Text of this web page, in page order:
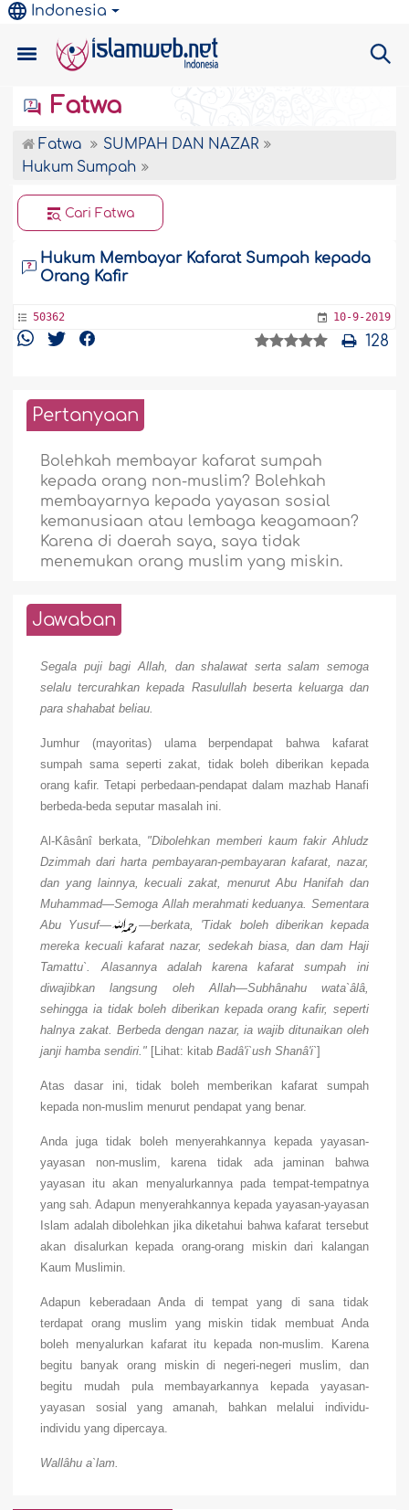
Indonesia
Fatwa
Fatwa
SUMPAH DAN NAZAR
Hukum Sumpah
Cari Fatwa
Hukum Membayar Kafarat Sumpah kepada
Orang Kafir
50362 10-9-2019
128
Pertanyaan
Bolehkah membayar kafarat sumpah
kepada orang non-muslim? Bolehkah
membayarnya kepada yayasan sosial
kemanusiaan atau lembaga keagamaan?
Karena di daerah saya, saya tidak
menemukan orang muslim yang miskin.
Jawaban
Segala puji bagi Allah, dan shalawat serta salam semoga
selalu tercurahkan kepada Rasulullah beserta keluarga dan
para shahabat beliau.
Jumhur (mayoritas) ulama berpendapat bahwa kafarat
sumpah sama seperti zakat, tidak boleh diberikan kepada
orang kafir. Tetapi perbedaan-pendapat dalam mazhab Hanafi
berbeda-beda seputar masalah ini.
Al-Kâsânî berkata, "Dibolehkan memberi kaum fakir Ahludz
Dzimmah dari harta pembayaran-pembayaran kafarat, nazar,
dan yang lainnya, kecuali zakat, menurut Abu Hanifah dan
Muhammad—Semoga Allah merahmati keduanya. Sementara
Abu Yusuf—
—berkata, 'Tidak boleh diberikan kepada
mereka kecuali kafarat nazar, sedekah biasa, dan dam Haji
Tamattu`. Alasannya adalah karena kafarat sumpah ini
diwajibkan langsung oleh Allah—Subhânahu wata`âlâ,
sehingga ia tidak boleh diberikan kepada orang kafir, seperti
halnya zakat. Berbeda dengan nazar, ia wajib ditunaikan oleh
janji hamba sendiri." [Lihat: kitabBadâ'i`ush Shanâ'i`]
Atas dasar ini, tidak boleh memberikan kafarat sumpah
kepada non-muslim menurut pendapat yang benar.
Anda juga tidak boleh menyerahkannya kepada yayasan-
yayasan non-muslim, karena tidak ada jaminan bahwa
yayasan itu akan menyalurkannya pada tempat-tempatnya
yang sah. Adapun menyerahkannya kepada yayasan-yayasan
Islam adalah dibolehkan jika diketahui bahwa kafarat tersebut
akan disalurkan kepada orang-orang miskin dari kalangan
Kaum Muslimin.
Adapun keberadaan Anda di tempat yang di sana tidak
terdapat orang muslim yang miskin tidak membuat Anda
boleh menyalurkan kafarat itu kepada non-muslim. Karena
begitu banyak orang miskin di negeri-negeri muslim, dan
begitu mudah pula membayarkannya kepada yayasan-
yayasan sosial yang amanah, bahkan melalui individu-
individu yang dipercaya.
Wallâhu a`lam.